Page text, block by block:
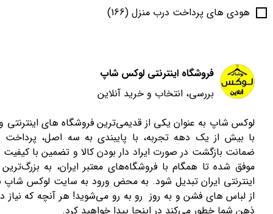
هودی های پرداخت درب منزل (166)
فروشگاه اینترنتی لوکس شاپ
بررسی، انتخاب و خرید آنلاین
لوکس شاپ به عنوان یکی از قدیمی‌ترین فروشگاه های
با بیش از یک دهه تجربه، با پایبندی به سه اصل،
ضمانت بازگشت در صورت ایراد دار بودن کالا و تضمین با کیفیت
موفق شده تا همگام با فروشگاه‌های معتبر ایران، به
اینترنتی ایران تبدیل شود. به محض ورود به سایت لوکس شاپ
از لباس های فشن و به روز رو به رو می‌شوید! هر آنچه که نیاز
ذهن شما خطور می‌کند در اینجا پیدا خواهید کرد.